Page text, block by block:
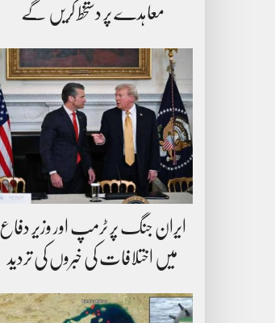
معاہدے پر دستخط کریں گے
ایران جنگ پر ٹرمپ اور وزیر دفاع
میں اختلافات کی خبروں کی تردید